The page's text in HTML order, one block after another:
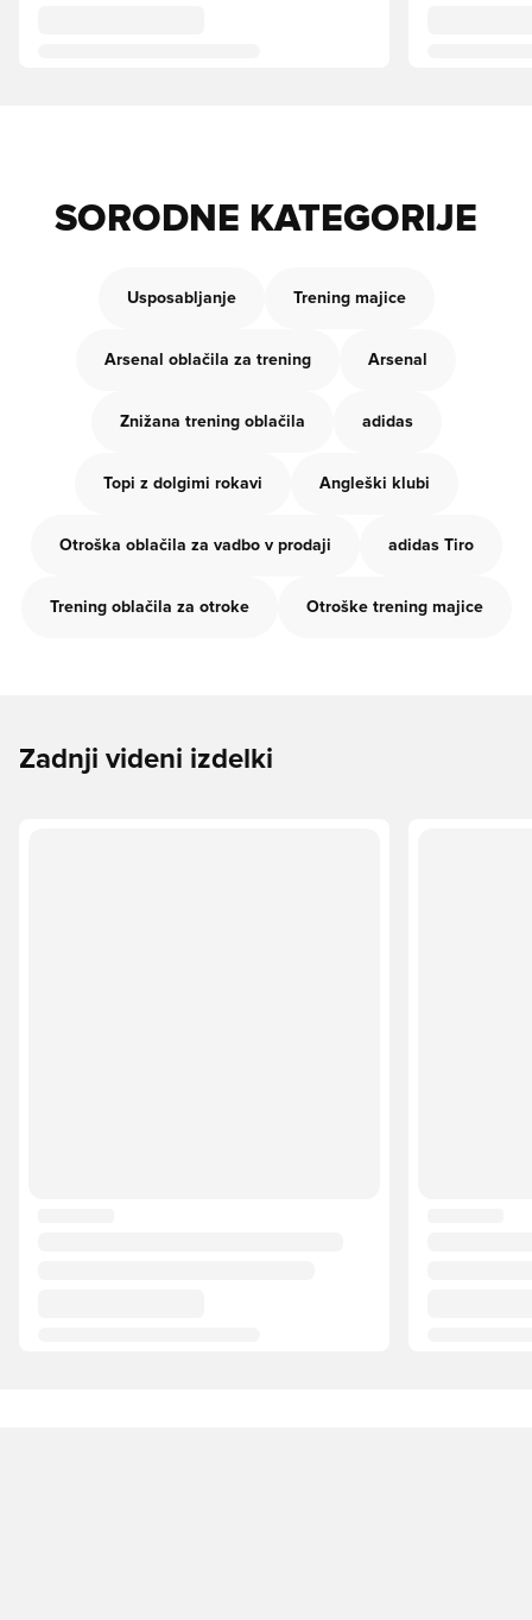
SORODNE KATEGORIJE
Usposabljanje Trening majice
Arsenal oblačila za trening Arsenal
Znižana trening oblačila adidas
Topi z dolgimi rokavi Angleški klubi
Otroška oblačila za vadbo v prodaji adidas Tiro
Trening oblačila za otroke Otroške trening majice
Zadnji videni izdelki